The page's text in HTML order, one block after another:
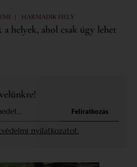
| HARMADIK HELY
helyek, ahol csak úgy lehet
nyilatkozatot.
Feliratkozás